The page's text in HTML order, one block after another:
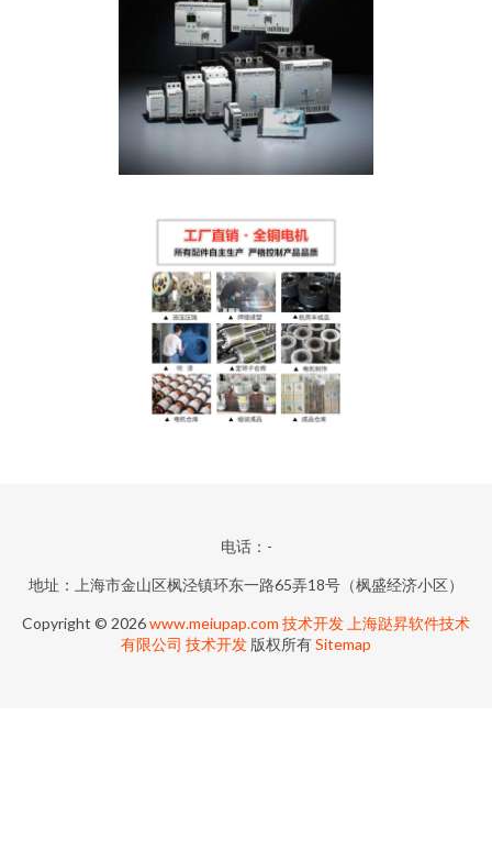
电话：-
地址：上海市金山区枫泾镇环东一路65弄18号（枫盛经济小区）
Copyright © 2026www.meiupap.com 技术开发 上海跶昇软件技术
有限公司 技术开发 版权所有Sitemap